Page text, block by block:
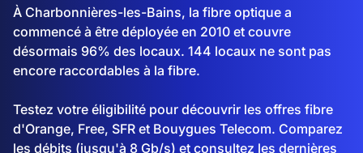
À Charbonnières-les-Bains, la fibre optique a
commencé à être déployée en 2010 et couvre
désormais 96% des locaux. 144 locaux ne sont pas
encore raccordables à la fibre.
Testez votre éligibilité pour découvrir les offres fibre
d'Orange, Free, SFR et Bouygues Telecom. Comparez
les débits (jusqu'à 8 Gb/s) et consultez les dernières